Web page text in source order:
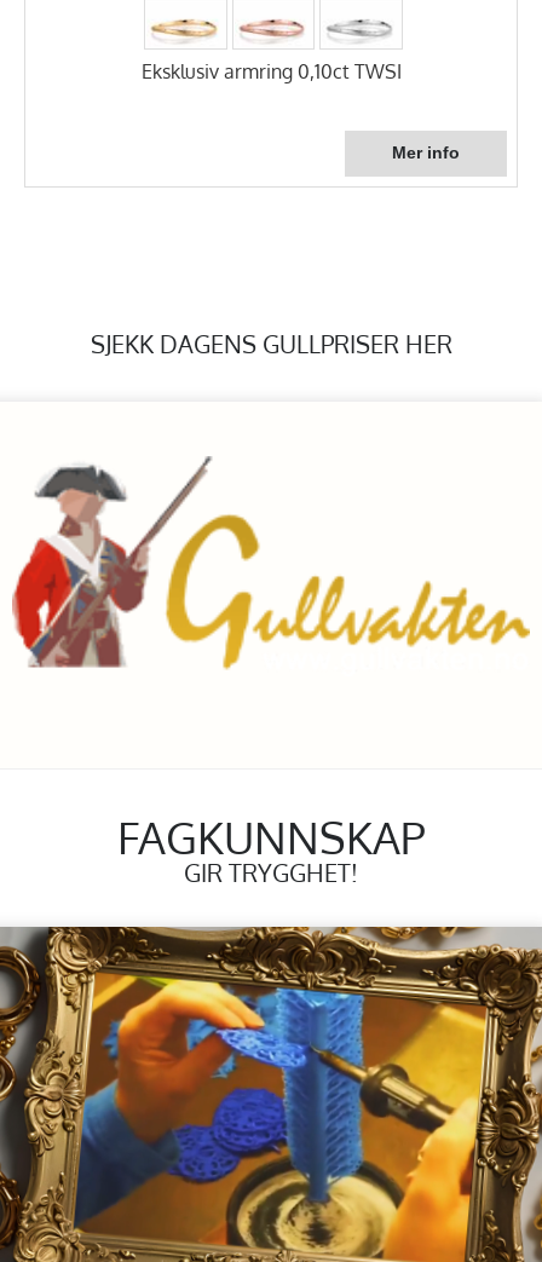
Eksklusiv armring 0,10ct TWSI
SJEKK DAGENS GULLPRISER HER
FAGKUNNSKAP
GIR TRYGGHET!